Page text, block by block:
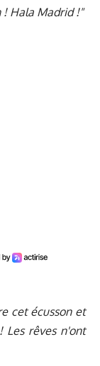
! Hala Madrid !"
cet écusson et
Les rêves n'ont